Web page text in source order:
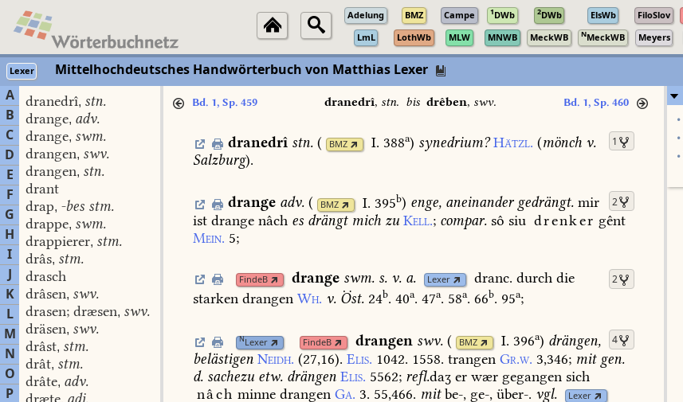
Adelung BMZ Campe 1DWb 2DWb ElsWb FiloSlov
LmL
LothWb MLW MNWB MeckWB NMeckWB Meyers
Lexer Mittelhochdeutsches Handwörterbuch von Matthias Lexer
A
B
C
D
E
F
G
H
I
J
K
L
M
N
O
P
dranedrî, stn.
drange, adv.
drange, swm.
drangen, swv.
drangen, stn.
drant
drap, -bes stm.
drappe, swm.
drappierer, stm.
drâs, stm.
drasch
drâsen, swv.
drasen; dræsen, swv.
dräsen, swv.
drâst, stm.
drât, stm.
drâte, adv.
,
Bd. 1, Sp. 459 dranedrî, stn. bis drêben, swv. Bd. 1, Sp. 460
1
dranedrî stn. ( BMZ I. 388a) synedrium? Hätzl. (mönch v.
Salzburg).
2
drange adv. ( BMZ I. 395b) enge, aneinandergedrängt. mir
ist drange nâch es drängtmich zu Kell.; compar. sô siu drenker gênt
Mein. 5;
2
FindeB drange swm. s. v. a. Lexer dranc. durch die
starken drangen Wh. v. Öst. 24b. 40a. 47a. 58a. 66b. 95a;
4
NLexer FindeB drangen swv. ( BMZ I. 396a) drängen,
belästigen Neidh. (27,16). Elis. 1042. 1558. trangen Gr.w. 3,346; mitgen.
d. sachezu etw. drängen Elis. 5562; refl.daʒ er wær gegangen sich
nâch minne drangen Ga. 3. 55,466. mitbe-, ge-, über-. vgl. Lexer
•
•
•